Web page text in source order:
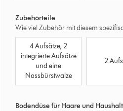
Zubehörteile
Wie viel Zubehör mit diesem
Dyson
V16
Piston
Animal
4 Aufsätze, 2
integrierte Aufsätze
und eine
Nassbürstwalze
2
Bodendüse für Haare und